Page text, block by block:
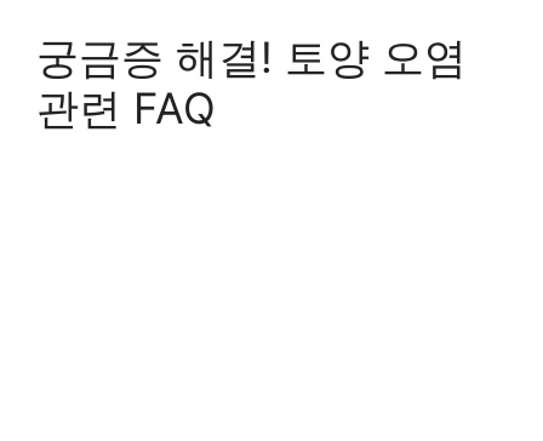
궁금증 해결! 토양 오염
관련 FAQ